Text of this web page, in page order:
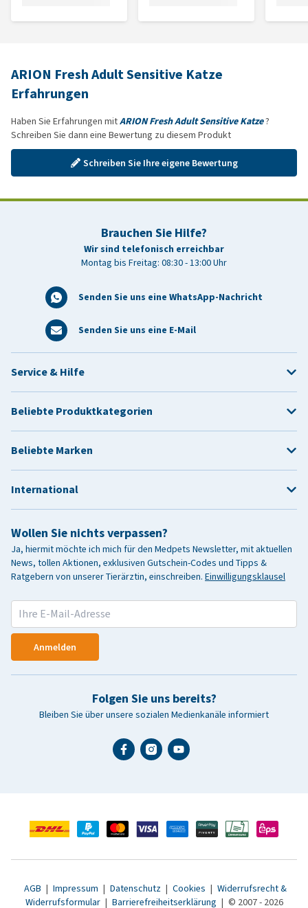
ARION Fresh Adult Sensitive Katze
Erfahrungen
Haben Sie Erfahrungen mitARION Fresh Adult Sensitive Katze?
Schreiben Sie dann eine Bewertung zu diesem Produkt
Schreiben Sie Ihre eigene Bewertung
Brauchen Sie Hilfe?
Wir sind telefonisch erreichbar
Montag bis Freitag: 08:30 - 13:00 Uhr
Senden Sie uns eine WhatsApp-Nachricht
Senden Sie uns eine E-Mail
Wollen Sie nichts verpassen?
Ja, hiermit möchte ich mich für den Medpets Newsletter, mit aktuellen
News, tollen Aktionen, exklusiven Gutschein-Codes und Tipps &
Ratgebern von unserer Tierärztin, einschreiben. Einwilligungsklausel
Anmelden
Folgen Sie uns bereits?
Bleiben Sie über unsere sozialen Medienkanäle informiert
Service & Hilfe
Beliebte Produktkategorien
Beliebte Marken
International
AGB | Impressum | Datenschutz | Cookies | Widerrufsrecht &
Widerrufsformular | Barrierefreiheitserklärung | © 2007 - 2026